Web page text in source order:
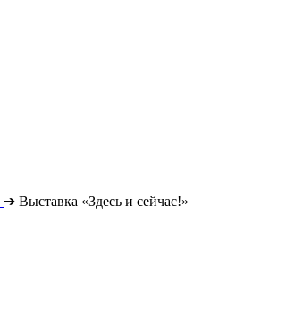
➔ Выставка «Здесь и сейчас!»